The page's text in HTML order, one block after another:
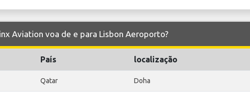
Aviation voa de e para Lisbon Aeroporto?
País localização
Qatar Doha